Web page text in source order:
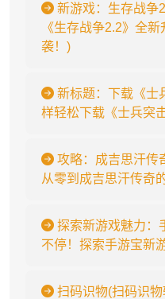
新游戏：生存战争
《生存战争2.2》全
袭！)
新标题：下载《士
样轻松下载《士兵突
攻略：成吉思汗传
从零到成吉思汗传奇
探索新游戏魅力：
不停！探索手游宝新
扫码识物(扫码识